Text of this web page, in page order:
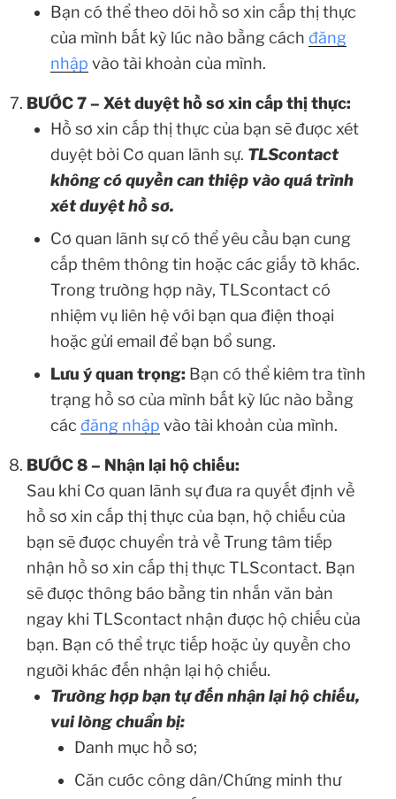
Bạn có thể theo dõi hồ sơ xin cấp thị thực
của mình bất kỳ lúc nào bằng cách đăng
nhập vào tài khoản của mình.
BƯỚC 7 – Xét duyệt hồ sơ xin cấp thị thực:
Hồ sơ xin cấp thị thực của bạn sẽ được xét
duyệt bởi Cơ quan lãnh sự. TLScontact
không có quyền can thiệp vào quá trình
xét duyệt hồ sơ.
Cơ quan lãnh sự có thể yêu cầu bạn cung
cấp thêm thông tin hoặc các giấy tờ khác.
Trong trường hợp này, TLScontact có
nhiệm vụ liên hệ với bạn qua điện thoại
hoặc gửi email để bạn bổ sung.
Lưu ý quan trọng: Bạn có thể kiêm tra tình
trạng hồ sơ của mình bất kỳ lúc nào bằng
các đăng nhập vào tài khoản của mình.
BƯỚC 8 – Nhận lại hộ chiếu:
Sau khi Cơ quan lãnh sự đưa ra quyết định về
hồ sơ xin cấp thị thực của bạn, hộ chiếu của
bạn sẽ được chuyển trả về Trung tâm tiếp
nhận hồ sơ xin cấp thị thực TLScontact. Bạn
sẽ được thông báo bằng tin nhắn văn bản
ngay khi TLScontact nhận được hộ chiếu của
bạn. Bạn có thể trực tiếp hoặc ủy quyền cho
người khác đến nhận lại hộ chiếu.
Trường hợp bạn tự đến nhận lại hộ chiếu,
vui lòng chuẩn bị:
Danh mục hồ sơ;
Căn cước công dân/Chứng minh thư